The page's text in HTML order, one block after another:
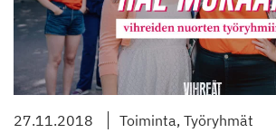
27.11.2018 Toiminta, Työryhmät